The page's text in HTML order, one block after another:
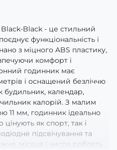
Black - це стильний
функціональність і
з міцного ABS пластику,
комфорт і
годинник має
і оснащений безліччю
будильник, календар,
калорій. З малим
11 мм, годинник ідеально
цінують як спорт, так і
підсвічування та
місяця і числа роблять